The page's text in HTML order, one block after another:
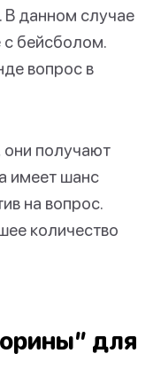
В данном случае
с бейсболом.
вопрос в
они получают
имеет шанс
на вопрос.
количество
для